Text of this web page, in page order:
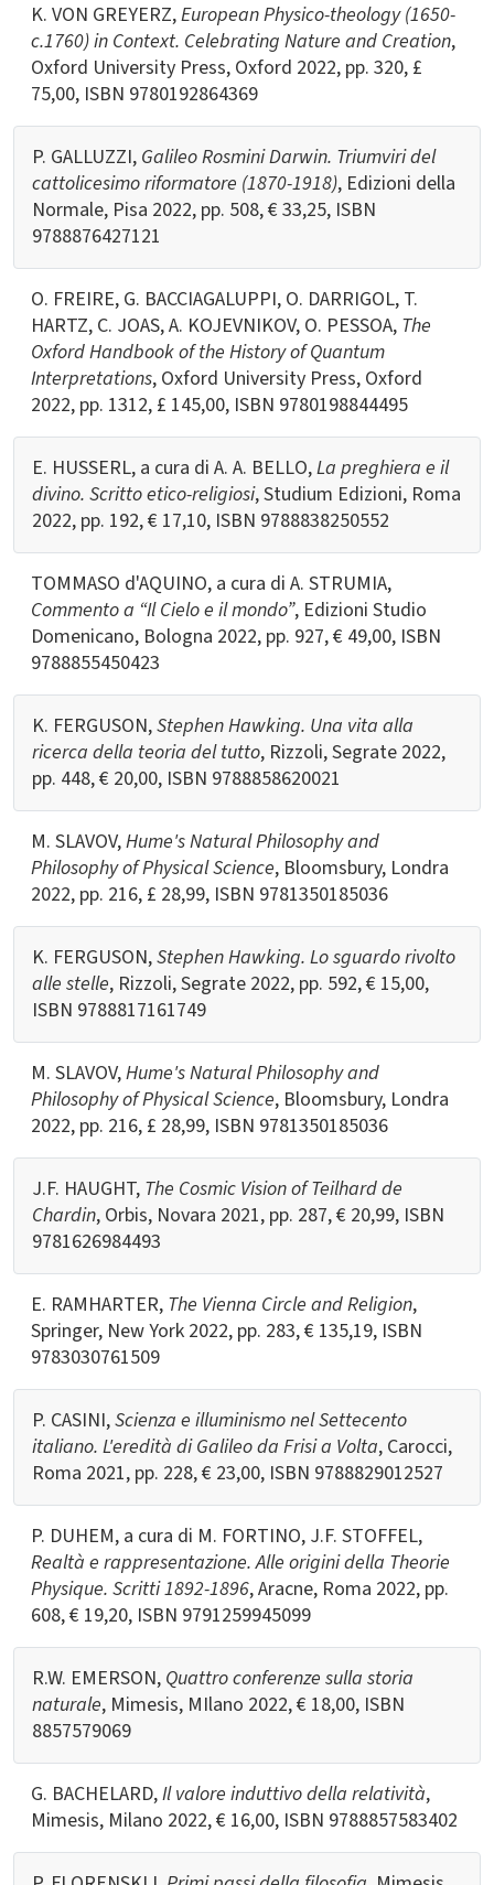
K. VON GREYERZ,European Physico-theology (1650-
c.1760) in Context. Celebrating Nature and Creation,
Oxford University Press, Oxford 2022, pp. 320, £
75,00, ISBN 9780192864369
P. GALLUZZI, Galileo Rosmini Darwin. Triumviri del
cattolicesimo riformatore (1870-1918), Edizioni della
Normale, Pisa 2022, pp. 508, € 33,25, ISBN
9788876427121
O. FREIRE, G. BACCIAGALUPPI, O. DARRIGOL, T.
HARTZ, C. JOAS, A. KOJEVNIKOV, O. PESSOA, The
Oxford Handbook of the History of Quantum
Interpretations, Oxford University Press, Oxford
2022, pp. 1312, £ 145,00, ISBN 9780198844495
E. HUSSERL, a cura di A. A. BELLO,La preghiera e il
divino. Scritto etico-religiosi, Studium Edizioni, Roma
2022, pp. 192, € 17,10, ISBN 9788838250552
TOMMASO d'AQUINO, a cura di A. STRUMIA,
Commento a “Il Cielo e il mondo”, Edizioni Studio
Domenicano, Bologna 2022, pp. 927, € 49,00, ISBN
9788855450423
K. FERGUSON,Stephen Hawking. Una vita alla
ricerca della teoria del tutto, Rizzoli, Segrate 2022,
pp. 448, € 20,00, ISBN 9788858620021
M. SLAVOV,Hume's Natural Philosophy and
Philosophy of Physical Science, Bloomsbury, Londra
2022, pp. 216, £ 28,99, ISBN 9781350185036
K. FERGUSON,Stephen Hawking. Lo sguardo rivolto
alle stelle, Rizzoli, Segrate 2022, pp. 592, € 15,00,
ISBN 9788817161749
M. SLAVOV,Hume's Natural Philosophy and
Philosophy of Physical Science, Bloomsbury, Londra
2022, pp. 216, £ 28,99, ISBN 9781350185036
J.F. HAUGHT, The Cosmic Vision of Teilhard de
Chardin, Orbis, Novara 2021, pp. 287, € 20,99, ISBN
9781626984493
E. RAMHARTER, The Vienna Circle and Religion,
Springer, New York 2022, pp. 283, € 135,19, ISBN
9783030761509
P. CASINI,Scienza e illuminismo nel Settecento
italiano. L'eredità di Galileo da Frisi a Volta, Carocci,
Roma 2021, pp. 228, € 23,00, ISBN 9788829012527
P. DUHEM, a cura di M. FORTINO, J.F. STOFFEL,
Realtà e rappresentazione. Alle origini della Theorie
Physique. Scritti 1892-1896, Aracne, Roma 2022, pp.
608, € 19,20, ISBN 9791259945099
R.W. EMERSON, Quattro conferenze sulla storia
naturale, Mimesis, MIlano 2022, € 18,00, ISBN
8857579069
G. BACHELARD,Il valore induttivo della relatività,
Mimesis, Milano 2022, € 16,00, ISBN 9788857583402